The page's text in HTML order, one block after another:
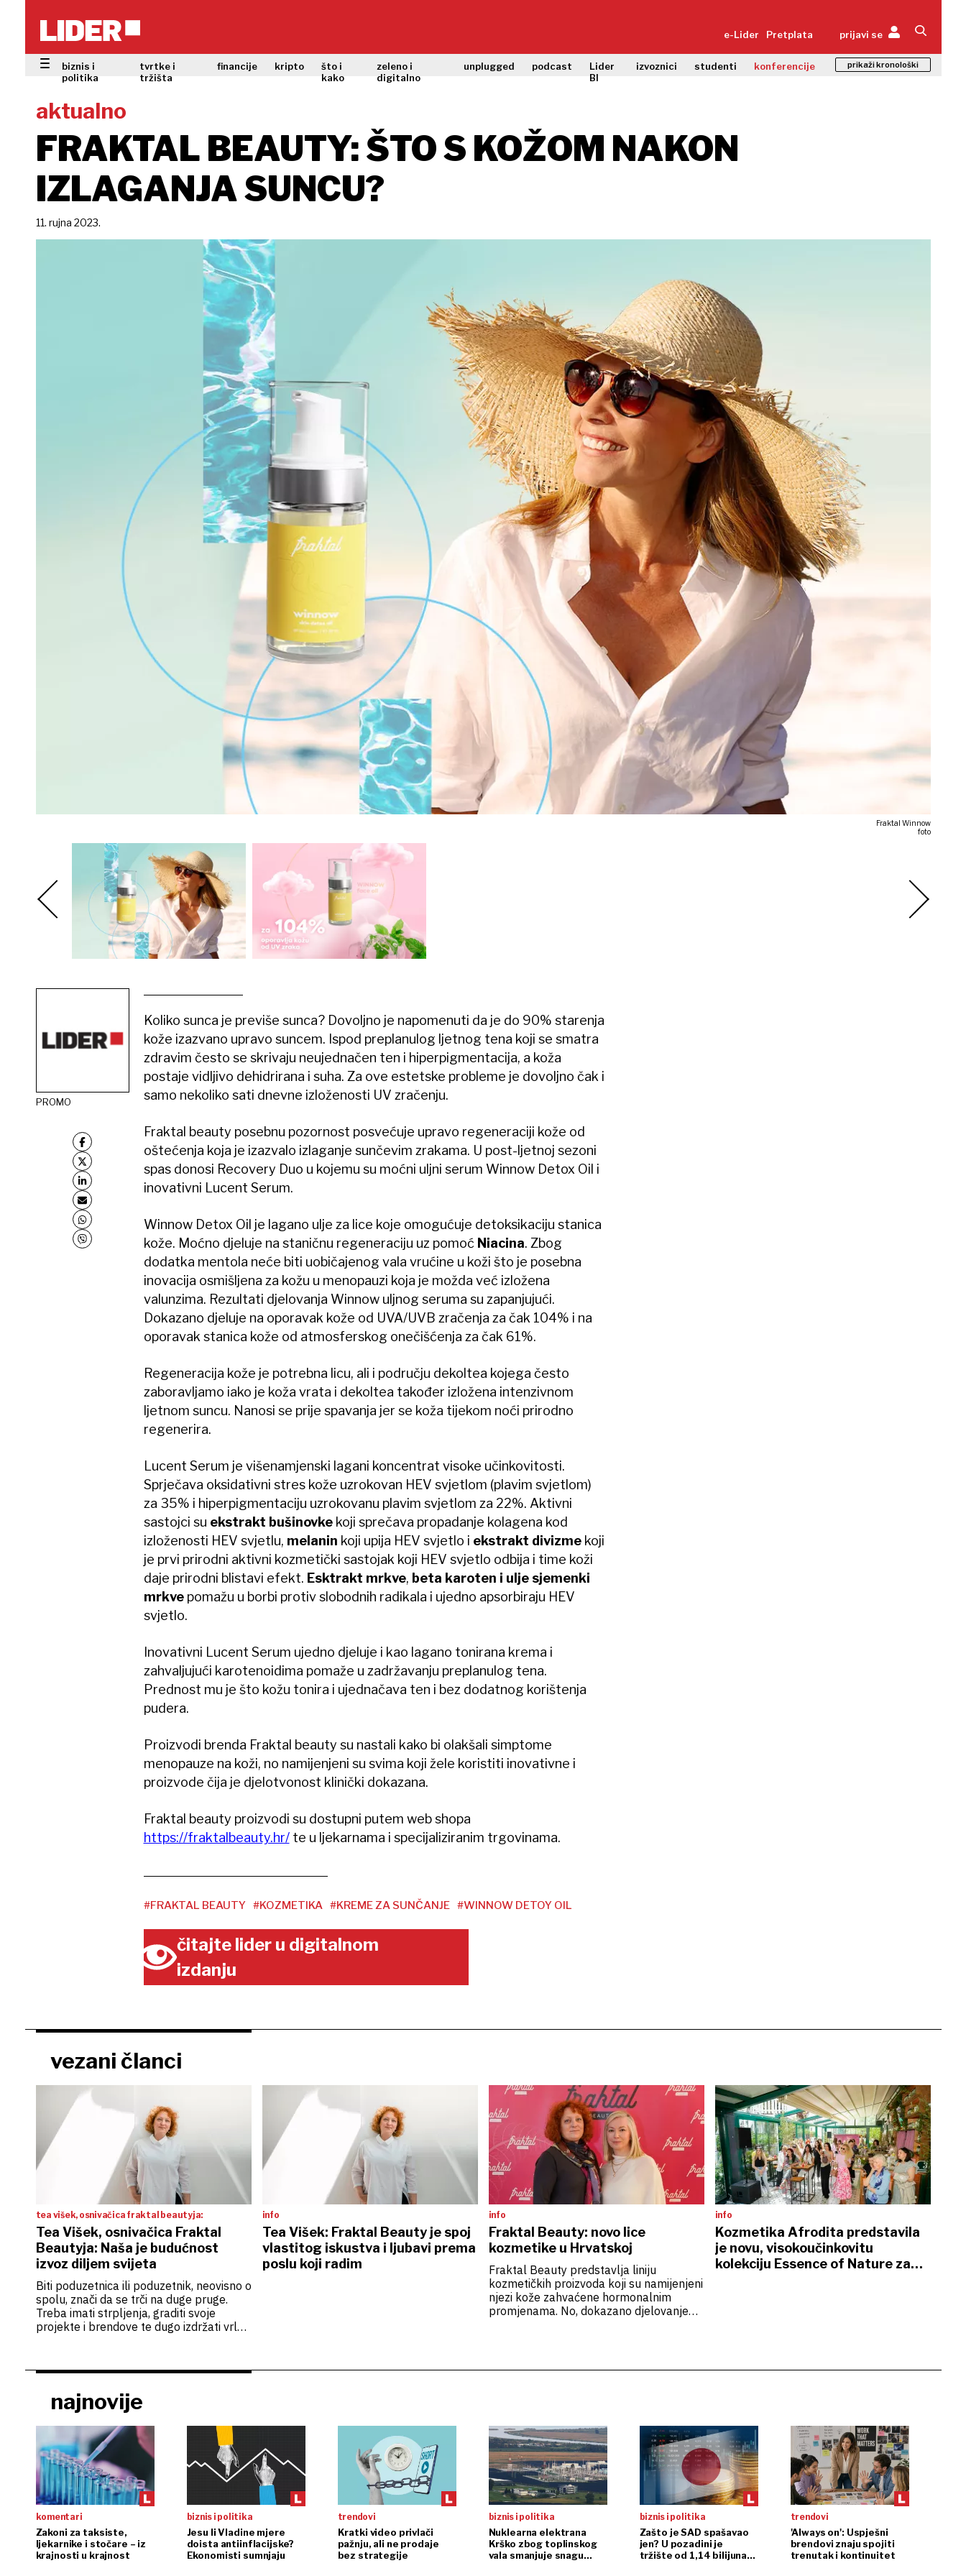
e-Lider Pretplata prijavi se
biznis i
politika
tvrtke i
tržišta
financije kripto
što i
kako
zeleno i
digitalno
unplugged podcast
Lider
BI
izvoznici studenti konferencije prikaži kronološki
aktualno
FRAKTAL BEAUTY: ŠTO S KOŽOM NAKON
IZLAGANJA SUNCU?
11. rujna 2023.
Fraktal Winnow
foto
PROMO
Koliko sunca je previše sunca? Dovoljno je napomenuti da je do 90% starenja
kože izazvano upravo suncem. Ispod preplanulog ljetnog tena koji se smatra
zdravim često se skrivaju neujednačen ten i hiperpigmentacija, a koža
postaje vidljivo dehidrirana i suha. Za ove estetske probleme je dovoljno čak i
samo nekoliko sati dnevne izloženosti UV zračenju.
Fraktal beauty posebnu pozornost posvećuje upravo regeneraciji kože od
oštećenja koja je izazvalo izlaganje sunčevim zrakama. U post-ljetnoj sezoni
spas donosi Recovery Duo u kojemu su moćni uljni serum Winnow Detox Oil i
inovativni Lucent Serum.
Winnow Detox Oil je lagano ulje za lice koje omogućuje detoksikaciju stanica
kože. Moćno djeluje na staničnu regeneraciju uz pomoć Niacina. Zbog
dodatka mentola neće biti uobičajenog vala vrućine u koži što je posebna
inovacija osmišljena za kožu u menopauzi koja je možda već izložena
valunzima. Rezultati djelovanja Winnow uljnog seruma su zapanjujući.
Dokazano djeluje na oporavak kože od UVA/UVB zračenja za čak 104% i na
oporavak stanica kože od atmosferskog onečišćenja za čak 61%.
Regeneracija kože je potrebna licu, ali i području dekoltea kojega često
zaboravljamo iako je koža vrata i dekoltea također izložena intenzivnom
ljetnom suncu. Nanosi se prije spavanja jer se koža tijekom noći prirodno
regenerira.
Lucent Serum je višenamjenski lagani koncentrat visoke učinkovitosti.
Sprječava oksidativni stres kože uzrokovan HEV svjetlom (plavim svjetlom)
za 35% i hiperpigmentaciju uzrokovanu plavim svjetlom za 22%. Aktivni
sastojci su ekstrakt bušinovke koji sprečava propadanje kolagena kod
izloženosti HEV svjetlu, melanin koji upija HEV svjetlo i ekstrakt divizme koji
je prvi prirodni aktivni kozmetički sastojak koji HEV svjetlo odbija i time koži
daje prirodni blistavi efekt. Esktrakt mrkve, beta karoten i ulje sjemenki
mrkvepomažu u borbi protiv slobodnih radikala i ujedno apsorbiraju HEV
svjetlo.
Inovativni Lucent Serum ujedno djeluje i kao lagano tonirana krema i
zahvaljujući karotenoidima pomaže u zadržavanju preplanulog tena.
Prednost mu je što kožu tonira i ujednačava ten i bez dodatnog korištenja
pudera.
Proizvodi brenda Fraktal beauty su nastali kako bi olakšali simptome
menopauze na koži, no namijenjeni su svima koji žele koristiti inovativne i
proizvode čija je djelotvonost klinički dokazana.
Fraktal beauty proizvodi su dostupni putem web shopa
https://fraktalbeauty.hr/te u ljekarnama i specijaliziranim trgovinama.
#FRAKTAL BEAUTY #KOZMETIKA #KREME ZA SUNČANJE #WINNOW DETOY OIL
čitajte lider u digitalnom
izdanju
vezani članci
tea višek, osnivačica fraktal beautyja:
Tea Višek, osnivačica Fraktal
Beautyja: Naša je budućnost
izvoz diljem svijeta
Biti poduzetnica ili poduzetnik, neovisno o
spolu, znači da se trči na duge pruge.
Treba imati strpljenja, graditi svoje
projekte i brendove te dugo izdržati vrlo
info
Tea Višek: Fraktal Beauty je spoj
vlastitog iskustva i ljubavi prema
poslu koji radim
info
Fraktal Beauty: novo lice
kozmetike u Hrvatskoj
Fraktal Beauty predstavlja liniju
kozmetičkih proizvoda koji su namijenjeni
njezi kože zahvaćene hormonalnim
promjenama. No, dokazano djelovanje
info
Kozmetika Afrodita predstavila
je novu, visokoučinkovitu
kolekciju Essence of Nature za
najnovije
komentari
Zakoni za taksiste,
ljekarnike i stočare – iz
krajnosti u krajnost
biznis i politika
Jesu li Vladine mjere
doista antiinflacijske?
Ekonomisti sumnjaju
trendovi
Kratki video privlači
pažnju, ali ne prodaje
bez strategije
biznis i politika
Nuklearna elektrana
Krško zbog toplinskog
vala smanjuje snagu
biznis i politika
Zašto je SAD spašavao
jen? U pozadini je
tržište od 1,14 bilijuna
trendovi
'Always on': Uspješni
brendovi znaju spojiti
trenutak i kontinuitet